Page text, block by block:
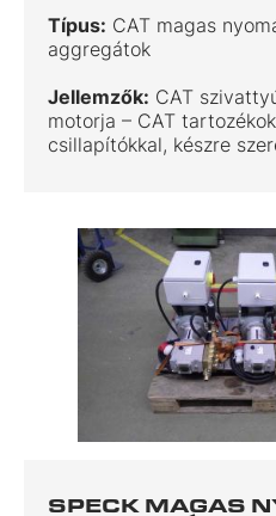
Típus: CAT magas
aggregátok
Jellemzők: CAT
motorja – CAT
csillapítókkal, készre
SPECK MAGAS